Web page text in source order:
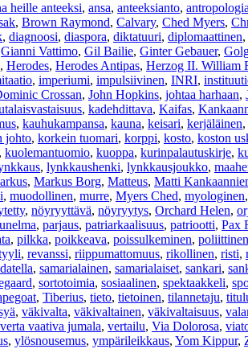
heille anteeksi, ansa, anteeksianto,
, Brown Raymond, Calvary, Ched Myers,
, diagnoosi, diaspora, diktatuuri, diplomaattinen,
Gianni Vattimo, Gil Bailie, Ginter Gebauer,
, Herodes, Herodes Antipas, Herzog II. William
, imperiumi, impulsiivinen, INRI,
Crossan, John Hopkins, johtaa harhaan,
, kadehdittava, Kaifas,
, kauhukampansa, kauna, keisari, kerjäläinen,
johto, korkein tuomari, korppi, kosto, koston
, kuolemantuomio, kuoppa, kurinpalautuskirje,
, lynkkaushenki, lynkkausjoukko,
, Markus Borg, Matteus, Matti
, muodollinen, murre, Myers Ched, myologinen,
, nöyryyttävä, nöyryytys, Orchard Helen,
, parjaus, patriarkaalisuus, patriootti, Pax
, pilkka, poikkeava, poissulkeminen, poliittinen
, revanssi, riippumattomuus, rikollinen, risti,
, samarialainen, samarialaiset, sankari,
, sortotoimia, sosiaalinen, spektaakkeli,
, Tiberius, tieto, tietoinen, tilannetaju,
, väkivalta, väkivaltainen, väkivaltaisuus,
verta vaativa jumala, vertailu, Via Dolorosa,
, ylösnousemus, ympärileikkaus, Yom Kippur,